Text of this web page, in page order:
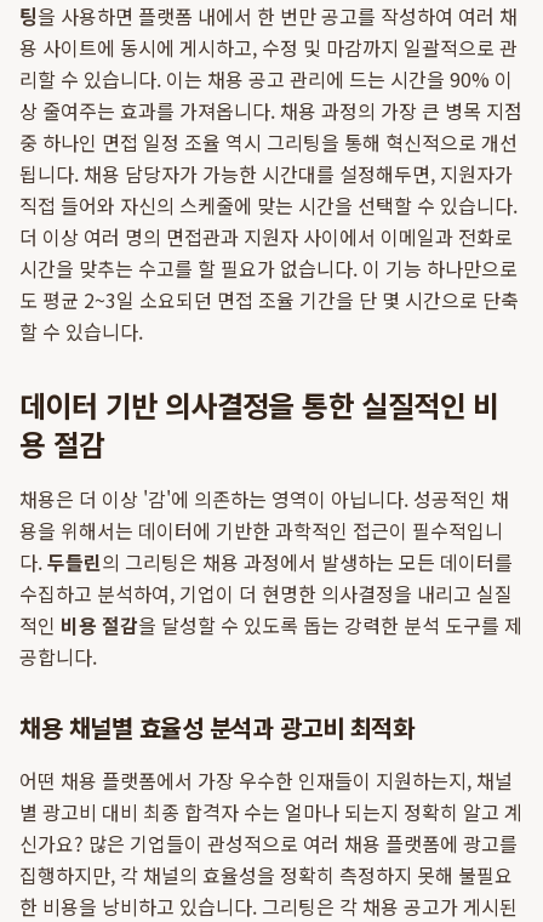
팅을 사용하면 플랫폼 내에서 한 번만 공고를 작성하여 여러 채
용 사이트에 동시에 게시하고, 수정 및 마감까지 일괄적으로 관
리할 수 있습니다. 이는 채용 공고 관리에 드는 시간을 90% 이
상 줄여주는 효과를 가져옵니다. 채용 과정의 가장 큰 병목 지점
중 하나인 면접 일정 조율 역시 그리팅을 통해 혁신적으로 개선
됩니다. 채용 담당자가 가능한 시간대를 설정해두면, 지원자가
직접 들어와 자신의 스케줄에 맞는 시간을 선택할 수 있습니다.
더 이상 여러 명의 면접관과 지원자 사이에서 이메일과 전화로
시간을 맞추는 수고를 할 필요가 없습니다. 이 기능 하나만으로
도 평균 2~3일 소요되던 면접 조율 기간을 단 몇 시간으로 단축
할 수 있습니다.
데이터 기반 의사결정을 통한 실질적인 비
용 절감
채용은 더 이상 '감'에 의존하는 영역이 아닙니다. 성공적인 채
용을 위해서는 데이터에 기반한 과학적인 접근이 필수적입니
다.두들린의 그리팅은 채용 과정에서 발생하는 모든 데이터를
수집하고 분석하여, 기업이 더 현명한 의사결정을 내리고 실질
적인 비용 절감을 달성할 수 있도록 돕는 강력한 분석 도구를 제
공합니다.
채용 채널별 효율성 분석과 광고비 최적화
어떤 채용 플랫폼에서 가장 우수한 인재들이 지원하는지, 채널
별 광고비 대비 최종 합격자 수는 얼마나 되는지 정확히 알고 계
신가요? 많은 기업들이 관성적으로 여러 채용 플랫폼에 광고를
집행하지만, 각 채널의 효율성을 정확히 측정하지 못해 불필요
한 비용을 낭비하고 있습니다. 그리팅은 각 채용 공고가 게시된